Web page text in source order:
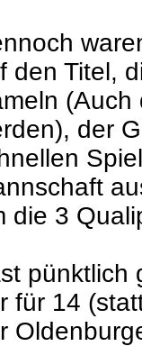
den Titel,
der
die 3
pünktlich
für 14